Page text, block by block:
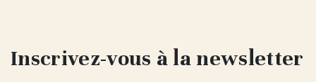
Inscrivez-vous à la newsletter